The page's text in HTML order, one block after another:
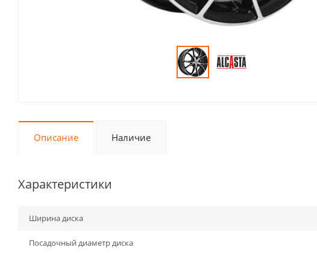
Описание Наличие
Характеристики
Ширина диска
Посадочный диаметр диска